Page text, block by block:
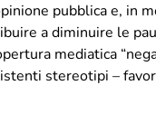
pubblica e, in
a diminuire le
mediatica
stereotipi –